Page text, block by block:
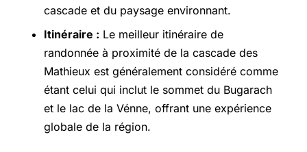
cascade et du paysage environnant.
Itinéraire : Le meilleur itinéraire de
randonnée à proximité de la cascade des
Mathieux est généralement considéré comme
étant celui qui inclut le sommet du Bugarach
et le lac de la Vénne, offrant une expérience
globale de la région.